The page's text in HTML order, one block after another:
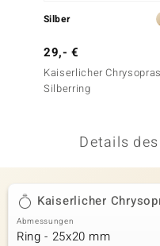
Silber
29,- €
Kaiserlicher
Silberring
Details
Kaiserlicher
Abmessungen
Ring - 25x20 mm